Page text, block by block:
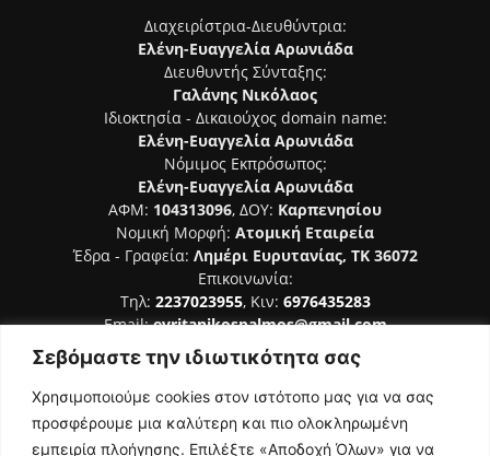
Σεβόμαστε την ιδιωτικότητα σας
Χρησιμοποιούμε cookies στον ιστότοπο μας για να σας
προσφέρουμε μια καλύτερη και πιο ολοκληρωμένη
εμπειρία πλοήγησης. Επιλέξτε «Αποδοχή Όλων» για να
Διαχειρίστρια-Διευθύντρια:
Ελένη-Ευαγγελία Αρωνιάδα
Διευθυντής Σύνταξης:
Γαλάνης Νικόλαος
Ιδιοκτησία - Δικαιούχος domain name:
Ελένη-Ευαγγελία Αρωνιάδα
Νόμιμος Εκπρόσωπος:
Ελένη-Ευαγγελία Αρωνιάδα
ΑΦΜ: 104313096, ΔΟΥ: Καρπενησίου
Νομική Μορφή: Ατομική Εταιρεία
Έδρα - Γραφεία: Λημέρι Ευρυτανίας, ΤΚ 36072
Επικοινωνία:
Τηλ: 2237023955, Κιν: 6976435283
Email:evritanikospalmos@gmail.com
Αριθμός Πιστοποίησης Μ.Η.Τ. 242044